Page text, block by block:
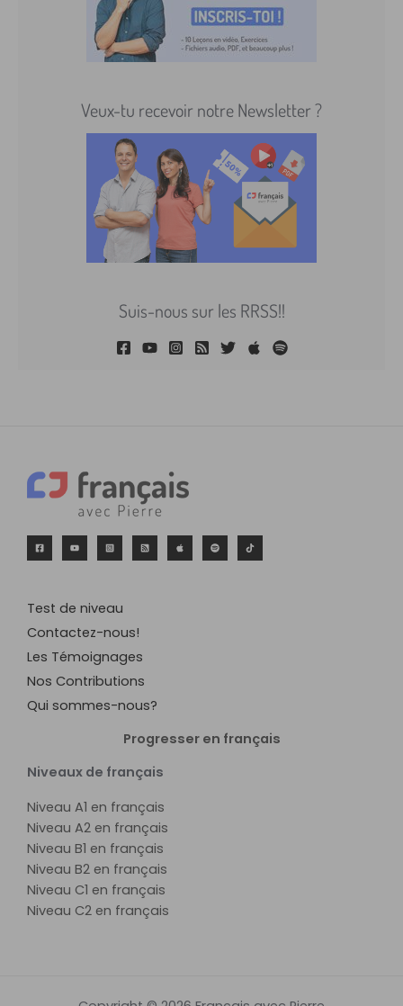
Veux-tu recevoir notre Newsletter ?
Suis-nous sur les RRSS!!
Test de niveau
Contactez-nous!
Les Témoignages
Nos Contributions
Qui sommes-nous?
Progresser en français
Niveaux de français
Niveau A1 en français
Niveau A2 en français
Niveau B1 en français
Niveau B2 en français
Niveau C1 en français
Niveau C2 en français